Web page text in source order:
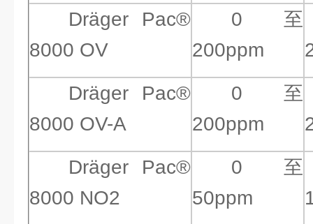
Dräger Pac®
8000 OV
0 至
200ppm
Dräger Pac®
8000 OV-A
0 至
200ppm
Dräger Pac®
8000 NO2
0 至
50ppm